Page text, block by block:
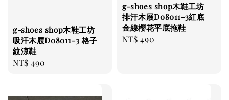
g-shoes shop木鞋工坊
吸汗木屐D08011-3 格子
紋涼鞋
Regular
NT$ 490
g-shoes shop木鞋工坊
排汗木屐D08011-3紅底
金線櫻花平底拖鞋
Regular
NT$ 490